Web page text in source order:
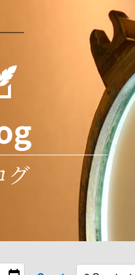
【公式】1日3
グ